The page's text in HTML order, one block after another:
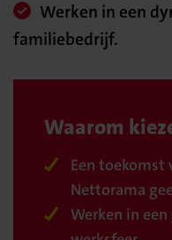
Werken in een
familiebedrijf.
Waarom
Een toekomst
Nettorama
Werken in